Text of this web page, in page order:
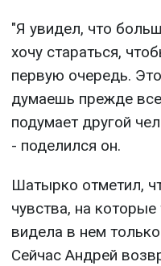
"Я увидел, что
хочу стараться,
первую очередь.
думаешь прежде
подумает другой
- поделился он.
Шатырко отметил,
чувства, на
видела в нем
Сейчас Андрей